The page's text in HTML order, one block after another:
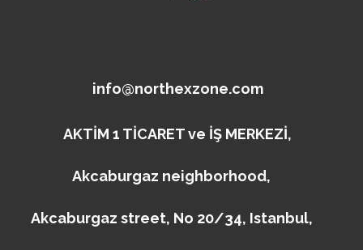
info@northexzone.com
AKTİM 1 TİCARET ve İŞ MERKEZİ,
Akcaburgaz neighborhood,
Akcaburgaz street, No 20/34, Istanbul,